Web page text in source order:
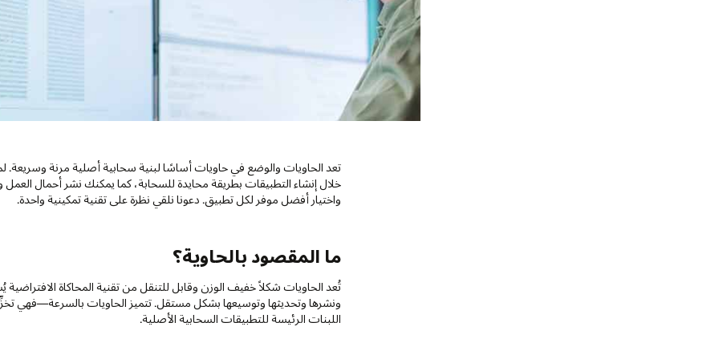
تعد الحاويات والوضع في حاويات أساسًا لبنية سحابية أصلية مرنة وسريعة. لماذا التركيز على السحابة الأصلية الآن؟ يأتي أحد الأسباب في أنه من
خلال إنشاء التطبيقات بطريقة محايدة للسحابة، كما يمكنك نشر أحمال العمل وإدارتها في بيئة متعددة السحابات لتحسين المرونة وتحسين
واختيار أفضل موفر لكل تطبيق. دعونا نلقي نظرة على تقنية تمكينية واحدة.
تُعد الحاويات شكلاً خفيف الوزن وقابل للتنقل من تقنية المحاكاة الافتراضية يُستخدَم لتقسيم التطبيقات إلى خدمات أصغر ومستقلة يمكن
ونشرها وتحديثها وتوسيعها بشكل مستقل. تتميز الحاويات بالسرعة—فهي تخزِّن ما يكفي من بيئة الخدمة لتتمكن من البدء والتوقف بسرعة. إنها